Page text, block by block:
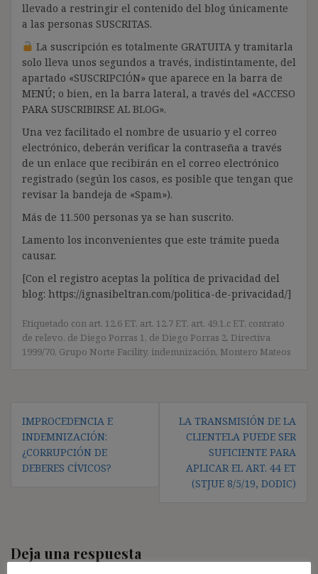
llevado a restringir el contenido del blog únicamente
a las personas SUSCRITAS.
La suscripción es totalmente GRATUITA y tramitarla
solo lleva unos segundos a través, indistintamente, del
apartado «SUSCRIPCIÓN» que aparece en la barra de
MENÚ; o bien, en la barra lateral, a través del «ACCESO
PARA SUSCRIBIRSE AL BLOG».
Una vez facilitado el nombre de usuario y el correo
electrónico, deberán verificar la contraseña a través
de un enlace que recibirán en el correo electrónico
registrado (según los casos, es posible que tengan que
revisar la bandeja de «Spam»).
Más de 11.500 personas ya se han suscrito.
Lamento los inconvenientes que este trámite pueda
causar.
[Con el registro aceptas la política de privacidad del
blog: https://ignasibeltran.com/politica-de-privacidad/]
Etiquetado con art. 12.6 ET, art. 12.7 ET, art. 49.1.c ET, contrato
de relevo, de Diego Porras 1 , de Diego Porras 2, Directiva
1999/70, Grupo Norte Facility, indemnización, Montero Mateos
de
entradas
IMPROCEDENCIA E
INDEMNIZACIÓN:
¿CORRUPCIÓN DE
DEBERES CÍVICOS?
LA TRANSMISIÓN DE LA
CLIENTELA PUEDE SER
SUFICIENTE PARA
APLICAR EL ART. 44 ET
(STJUE 8/5/19, DODIC)
Deja una respuesta